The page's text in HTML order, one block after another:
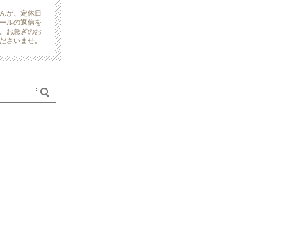
が、定休日
ルの返信を
お急ぎのお
さいませ。